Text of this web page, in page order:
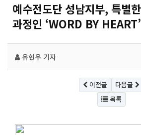
예수전도단 성남지부, 특별
과정인 ‘WORD BY
유현우 기자
이전글
다음글
목록